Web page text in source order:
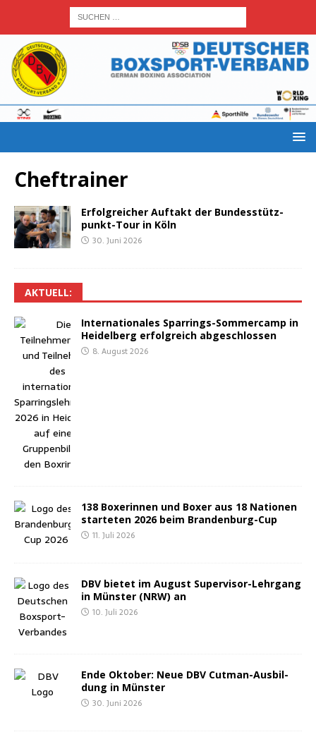
Cheftrainer
Erfolg­rei­cher Auf­takt der Bun­des­stütz­
punkt-Tour in Köln
30. Juni 2026
AKTU­ELL:
Inter­na­tio­na­les Spar­rings-Som­mer­camp in
Hei­del­berg erfolg­reich abgeschlossen
8. August 2026
138 Boxe­rin­nen und Boxer aus 18 Natio­nen
star­te­ten 2026 beim Brandenburg-Cup
11. Juli 2026
DBV bie­tet im August Super­vi­sor-Lehr­gang
in Müns­ter (NRW) an
10. Juli 2026
Ende Okto­ber: Neue DBV Cut­man-Aus­bil­
dung in Münster
30. Juni 2026